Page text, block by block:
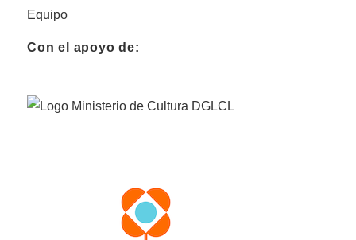
Equipo
Con el apoyo de: